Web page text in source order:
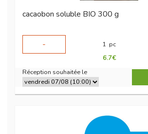
cacaobon soluble BIO 300 g
-
1 pc
6.7€
Réception souhaitée le